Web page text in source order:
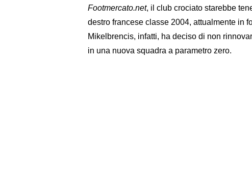
Footmercato.net, il club crociato starebbe
destro francese classe 2004, attualmente in
Mikelbrencis, infatti, ha deciso di non
in una nuova squadra a parametro zero.